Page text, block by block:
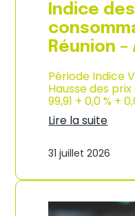
2
0
2
6
Indice
Réunion –
Période Indice
Hausse des
99,91 + 0,0 % +
Lire la suite
n
i
e
31 juillet 2026